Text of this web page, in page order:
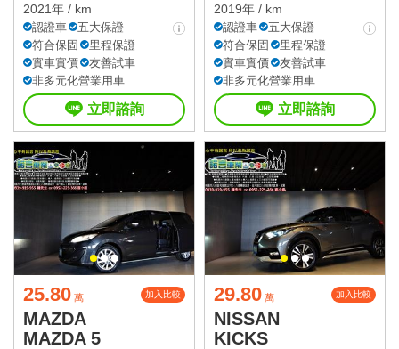
2021年 / km
認證車
五大保證
符合保固
里程保證
實車實價
友善試車
非多元化營業用車
立即諮詢
2019年 / km
認證車
五大保證
符合保固
里程保證
實車實價
友善試車
非多元化營業用車
立即諮詢
25.80 萬 加入比較
MAZDA
MAZDA 5
29.80 萬 加入比較
NISSAN
KICKS